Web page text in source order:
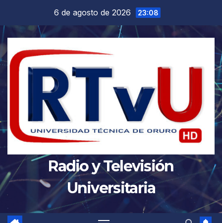
contenido
6 de agosto de 2026 23:08
Radio y Televisión
Universitaria